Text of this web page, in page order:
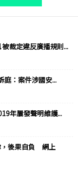
裁定違反廣播規則...
庭：案件涉國安...
年屢發聲明維護...
，後果自負 網上